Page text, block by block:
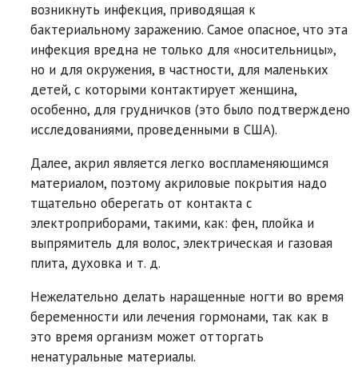
возникнуть инфекция, приводящая к
бактериальному заражению. Самое опасное, что эта
инфекция вредна не только для «носительницы»,
но и для окружения, в частности, для маленьких
детей, с которыми контактирует женщина,
особенно, для грудничков (это было подтверждено
исследованиями, проведенными в США).
Далее, акрил является легко воспламеняющимся
материалом, поэтому акриловые покрытия надо
тщательно оберегать от контакта с
электроприборами, такими, как: фен, плойка и
выпрямитель для волос, электрическая и газовая
плита, духовка и т. д.
Нежелательно делать наращенные ногти во время
беременности или лечения гормонами, так как в
это время организм может отторгать
ненатуральные материалы.